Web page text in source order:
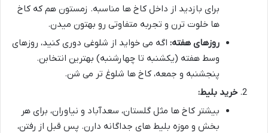
برای بازدید از داخل کاخ ها مناسبه. زمستون هم که کاخ
ها خلوت ترن و تجربه متفاوتی رو بهتون میدن.
روزهای هفته: اگه می خواید از شلوغی دوری کنید، روزهای
وسط هفته (یکشنبه تا چهارشنبه) بهترین انتخابن.
پنجشنبه و جمعه، کاخ ها شلوغ تر می شن.
خرید بلیط:
بیشتر کاخ ها مثل گلستان، سعدآباد و نیاوران، برای هر
بخش و موزه بلیط های جداگانه دارن. پس قبل از رفتن،